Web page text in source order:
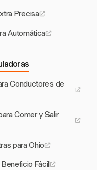
Precisa
Automática
Conductores de
Comer y Salir
para Ohio
Fácil